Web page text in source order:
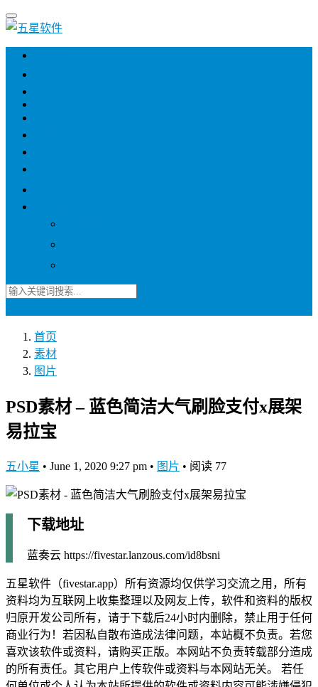
首页
素材
图片
PSD素材 – 蓝色简洁大气刷脸支付x展架
易拉宝
五小星 • June 1, 2020 9:27 pm • 图片 • 阅读 77
下载地址
蓝奏云 https://fivestar.lanzous.com/id8bsni
五星软件（fivestar.app）所有资源均仅供学习交流之用，所有
资料均为互联网上收集整理以及网友上传，软件和资料的版权
归原开发公司所有，请于下载后24小时内删除，禁止用于任何
商业行为！若因私自散布造成法律问题，本站概不负责。若您
喜欢该软件或资料，请购买正版。本网站不负责转载部分造成
的所有责任。其它用户上传软件或资料与本网站无关。 若任